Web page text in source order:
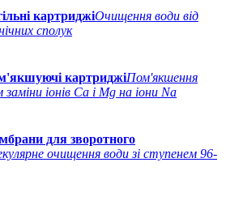
картриджіОчищення води від
сполук
картриджіПом'якшення
іонів Ca і Mg на іони Na
для зворотного
очищення води зі ступенем 96-